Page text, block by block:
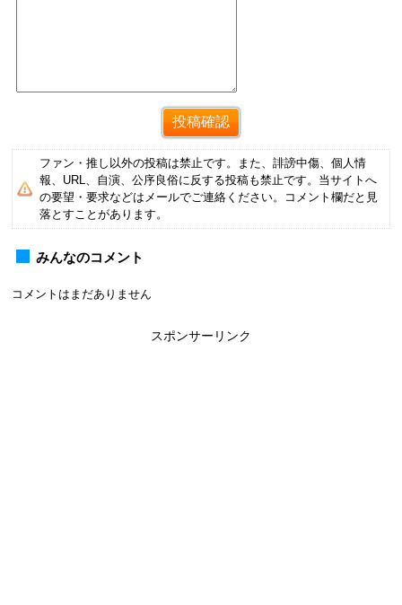
ファン・推し以外の投稿は禁止です。また、誹謗中傷、個人情
報、URL、自演、公序良俗に反する投稿も禁止です。当サイトへ
の要望・要求などはメールでご連絡ください。コメント欄だと見
落とすことがあります。
みんなのコメント
コメントはまだありません
スポンサーリンク